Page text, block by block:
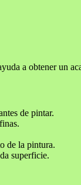
a obtener un
de pintar.
de la pintura.
superficie.